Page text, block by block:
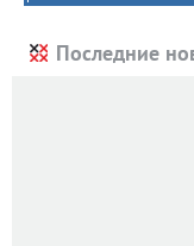
Последние